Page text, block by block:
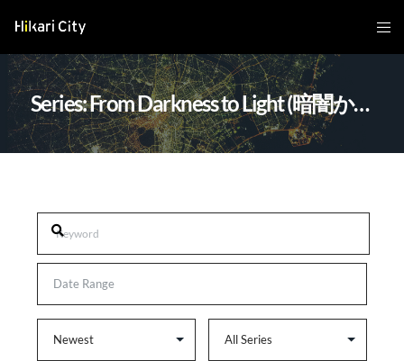
Series: From Darkness to Light (暗闇から光へ)